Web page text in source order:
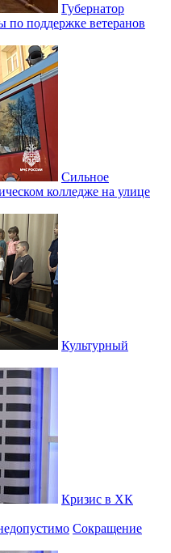
Губернатор
по поддержке ветеранов
Сильное
колледже на улице
Культурный
Кризис в ХК
Сокращение